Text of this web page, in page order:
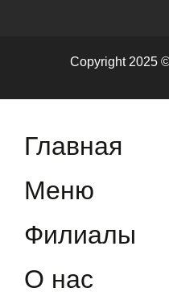
Copyright 2025
Главная
Меню
Филиалы
О нас